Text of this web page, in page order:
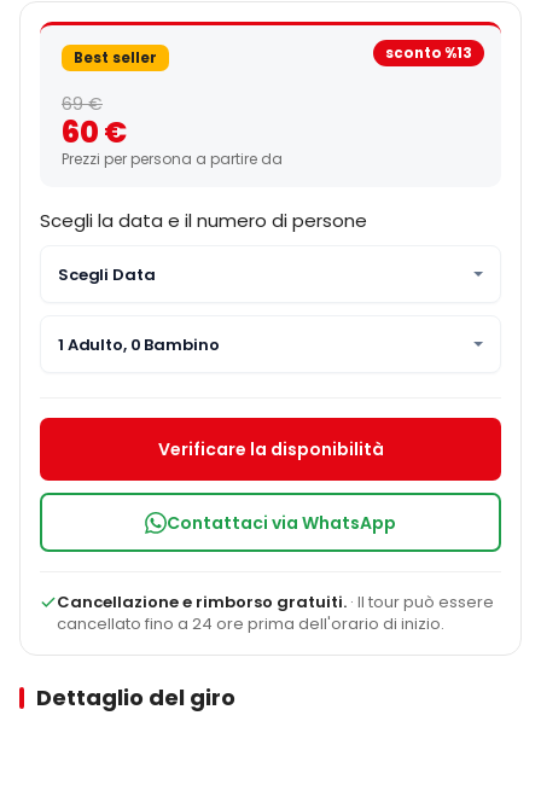
Dettaglio del giro
sconto %13
Best seller
69 €
60 €
Prezzi per persona a partire da
Scegli la data e il numero di persone
Scegli Data
1 Adulto, 0 Bambino
Verificare la disponibilità
Contattaci via WhatsApp
Cancellazione e rimborso gratuiti. · Il tour può essere
cancellato fino a 24 ore prima dell'orario di inizio.